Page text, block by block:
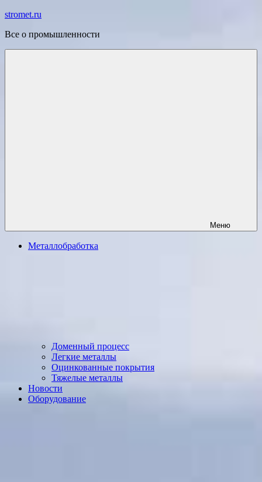
Перейти
содержимому
stromet.ru
Все о промышленности
Меню
Металлобработка
Доменный процесс
Легкие металлы
Оцинкованные покрытия
Тяжелые металлы
Новости
Оборудование